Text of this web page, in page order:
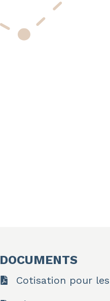
DOCUMENTS
Cotisation pour